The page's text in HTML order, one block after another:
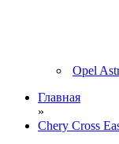
Opel
Главная
»
Chery Cross